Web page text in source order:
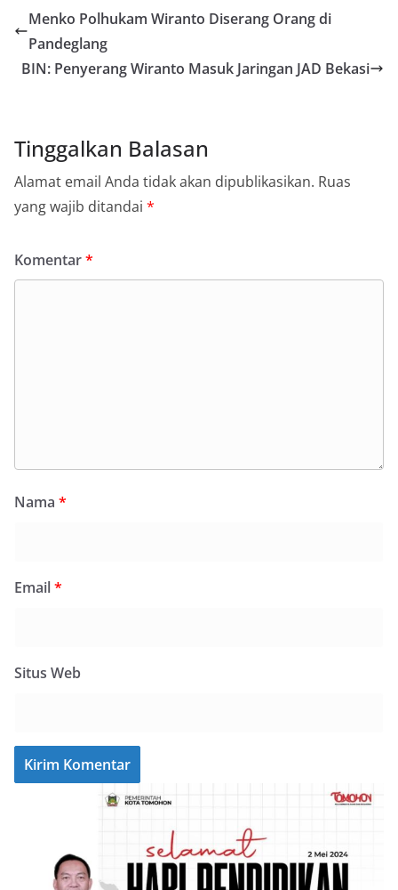
Menko Polhukam Wiranto Diserang Orang di
Pandeglang
BIN: Penyerang Wiranto Masuk Jaringan JAD Bekasi
Tinggalkan Balasan
Alamat email Anda tidak akan dipublikasikan. Ruas
yang wajib ditandai *
Komentar*
Nama *
Email*
Situs Web